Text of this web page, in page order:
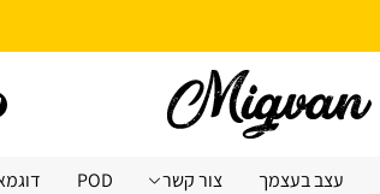
עצב בעצמך צור קשר POD